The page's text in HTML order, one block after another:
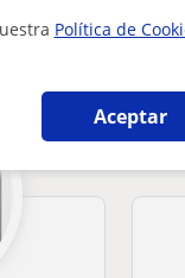
Política de
Aceptar